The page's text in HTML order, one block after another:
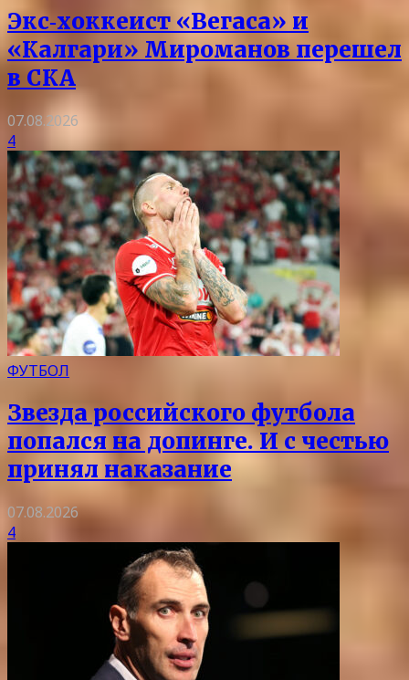
Экс‑хоккеист «Вегаса» и
«Калгари» Мироманов перешел
в СКА
07.08.2026
4
ФУТБОЛ
Звезда российского футбола
попался на допинге. И с честью
принял наказание
07.08.2026
4